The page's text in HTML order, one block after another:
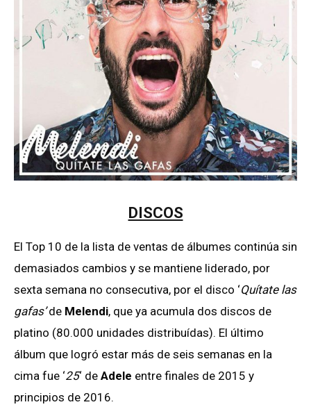
DISCOS
El Top 10 de la lista de ventas de álbumes continúa sin
demasiados cambios y se mantiene liderado, por
sexta semana no consecutiva, por el disco ‘Quítate las
gafas’de Melendi, que ya acumula dos discos de
platino (80.000 unidades distribuídas). El último
álbum que logró estar más de seis semanas en la
cima fue ‘25‘ de Adele entre finales de 2015 y
principios de 2016.